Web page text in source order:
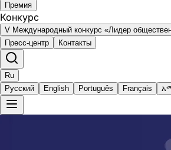
Премия
Конкурс
V Международный конкурс «Лидер
Пресс-центр
Контакты
Ru
Русский
English Português Français